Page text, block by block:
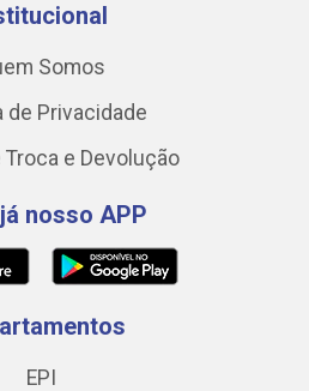
Somos
de Privacidade
Troca e Devolução
nosso APP
EPI